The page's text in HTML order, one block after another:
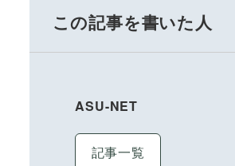
この記事を書いた人
ASU-NET
記事一覧